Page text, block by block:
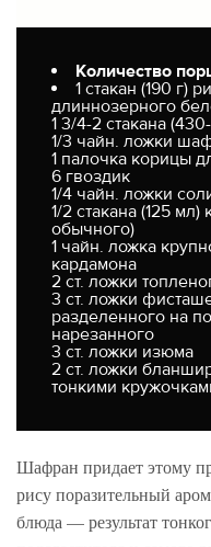
Количество
1 стакан (190 г)
длиннозерного
1 3/4-2 стакана
1/3 чайн. ложки
1 палочка корицы
6 гвоздик
1/4 чайн. ложки
1/2 стакана (125
обычного)
1 чайн. ложка
кардамона
2 ст. ложки
3 ст. ложки
разделенного на
нарезанного
3 ст. ложки изюма
2 ст. ложки
тонкими
Шафран придает этому
рису поразительный
блюда — результат